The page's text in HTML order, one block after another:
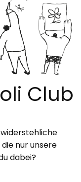
Club
nur unsere
dabei?